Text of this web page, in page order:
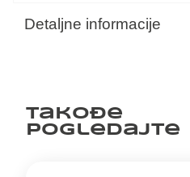
Detaljne informacije
Takođe
pogledajte